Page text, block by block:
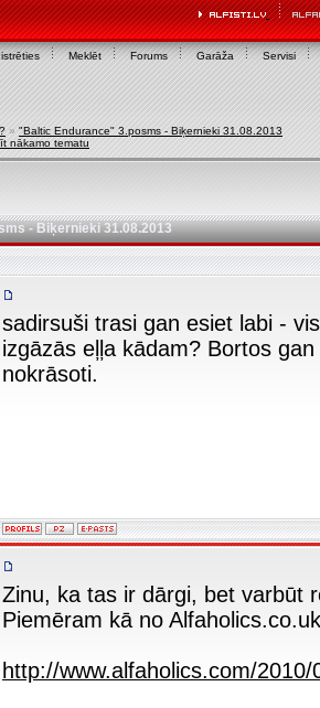
Meklēt Forums Garāža Servisi
» "Baltic Endurance" 3.posms - Biķernieki 31.08.2013
nākamo tematu
- Biķernieki 31.08.2013
sadirsuši trasi gan esiet labi -
izgāzās eļļa kādam? Bortos
nokrāsoti.
Zinu, ka tas ir dārgi, bet varbūt
Piemēram kā no Alfaholics.co.uk
http://www.alfaholics.com/